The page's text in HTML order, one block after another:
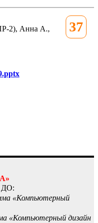
37
2), Анна А.,
ДО:
«Компьютерный
«Компьютерный дизайн